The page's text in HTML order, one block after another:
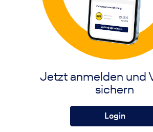
Jetzt anmelden und
sichern
Login